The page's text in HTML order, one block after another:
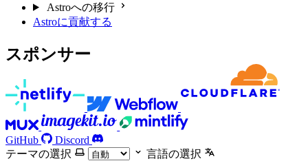
Astroへの移行
Astroに貢献する
スポンサー
GitHub
Discord
テーマの選択
言語の選択